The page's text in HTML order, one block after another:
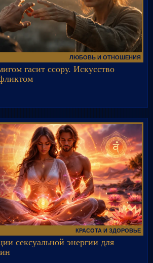
ЛЮБОВЬ И ОТНОШЕНИЯ
гасит ссору. Искусство
КРАСОТА И ЗДОРОВЬЕ
сексуальной энергии для